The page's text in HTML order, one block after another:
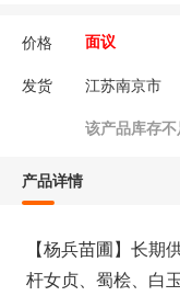
价格 面议
发货 江苏南京市
该产品库存不
产品详情
【杨兵苗圃】长期
杆女贞、蜀桧、白